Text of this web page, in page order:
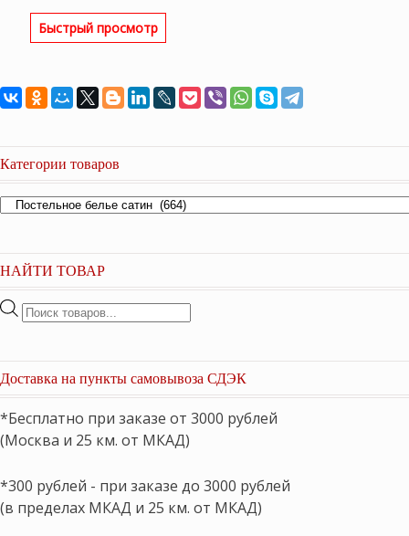
Быстрый просмотр
Категории товаров
НАЙТИ ТОВАР
Поиск
Доставка на пункты самовывоза СДЭК
*Бесплатно при заказе от 3000 рублей
(Москва и 25 км. от МКАД)
*300 рублей - при заказе до 3000 рублей
(в пределах МКАД и 25 км. от МКАД)